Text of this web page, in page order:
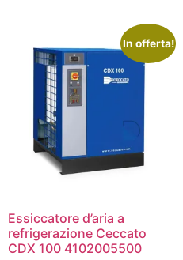
In offerta!
Essiccatore d’aria a
refrigerazione Ceccato
CDX 100 4102005500